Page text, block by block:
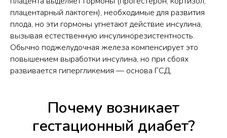
плацентарный лактоген), необходимые для развития
плода, но эти гормоны угнетают действие инсулина,
вызывая естественную инсулинорезистентность.
Обычно поджелудочная железа компенсирует это
повышением выработки инсулина, но при сбоях
развивается гипергликемия — основа ГСД.
Почему возникает
гестационный диабет?